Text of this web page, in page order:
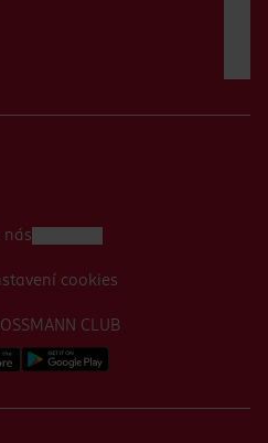
CLUB
nás
cookies